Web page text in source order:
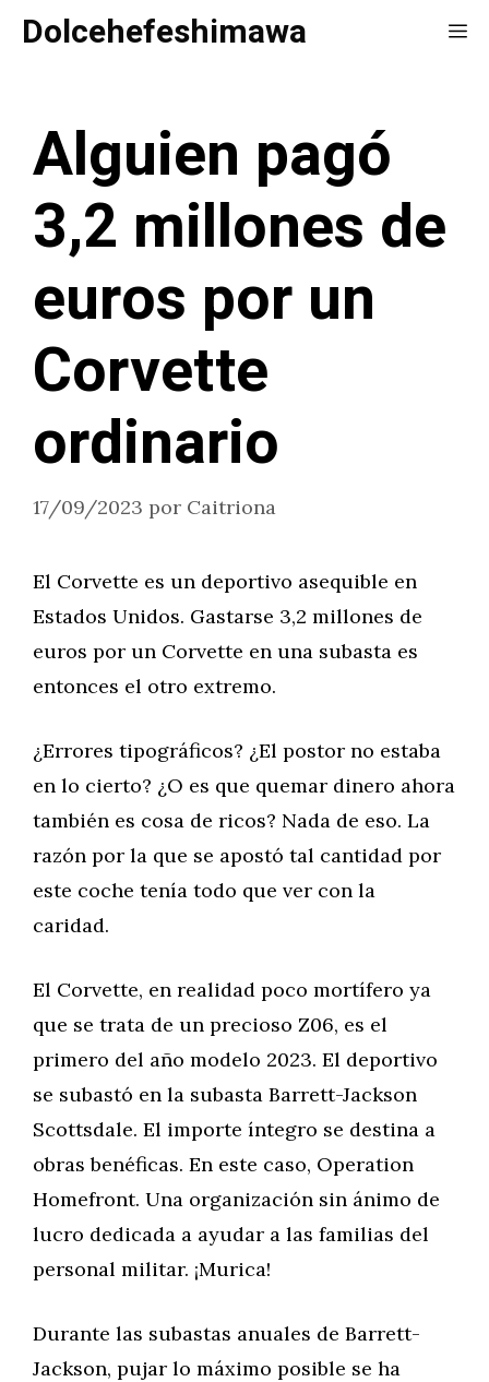
SaltarDolcehefeshimawa
Alguien pagó
3,2 millones de
euros por un
Corvette
ordinario
17/09/2023 por Caitriona
El Corvette es un deportivo asequible en
Estados Unidos. Gastarse 3,2 millones de
euros por un Corvette en una subasta es
entonces el otro extremo.
¿Errores tipográficos? ¿El postor no estaba
en lo cierto? ¿O es que quemar dinero ahora
también es cosa de ricos? Nada de eso. La
razón por la que se apostó tal cantidad por
este coche tenía todo que ver con la
caridad.
El Corvette, en realidad poco mortífero ya
que se trata de un precioso Z06, es el
primero del año modelo 2023. El deportivo
se subastó en la subasta Barrett-Jackson
Scottsdale. El importe íntegro se destina a
obras benéficas. En este caso, Operation
Homefront. Una organización sin ánimo de
lucro dedicada a ayudar a las familias del
personal militar. ¡Murica!
Durante las subastas anuales de Barrett-
Jackson, pujar lo máximo posible se ha